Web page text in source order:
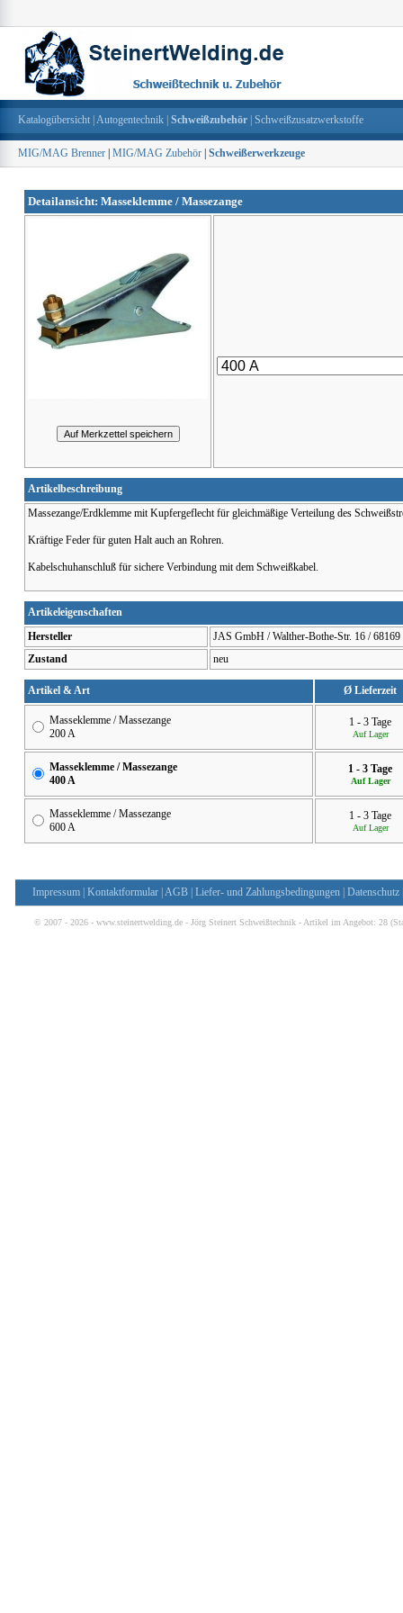
Katalogübersicht Autogentechnik Schweißzubehör Schweißzusatzwerkstoffe
MIG/MAG Brenner MIG/MAG Zubehör Schweißerwerkzeuge
Detailansicht: Masseklemme / Massezange
Artikelbeschreibung
Massezange/Erdklemme mit Kupfergeflecht für gleichmäßige Verteilung des
Kräftige Feder für guten Halt auch an Rohren.
Kabelschuhanschluß für sichere Verbindung mit dem Schweißkabel.
Artikeleigenschaften
Hersteller
JAS GmbH / Walther-Bothe-Str. 16 /
Zustand
neu
Artikel & Art Ø Lieferzeit
Masseklemme / Massezange
200 A
1 - 3 Tage
Auf Lager
Masseklemme / Massezange
400 A
1 - 3 Tage
Auf Lager
Masseklemme / Massezange
600 A
1 - 3 Tage
Auf Lager
Impressum Kontaktformular AGB Liefer- und Zahlungsbedingungen Datenschutz
© 2007 - 2026 - www.steinertwelding.de - Jörg Steinert Schweißtechnik - Artikel im Angebot: 28